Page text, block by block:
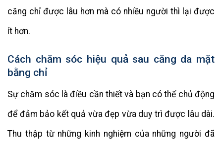
căng chỉ được lâu hơn mà có nhiều người thì lại được
ít hơn.
Cách chăm sóc hiệu quả sau căng da mặt
bằng chỉ
Sự chăm sóc là điều cần thiết và bạn có thể chủ động
để đảm bảo kết quả vừa đẹp vừa duy trì được lâu dài.
Thu thập từ những kinh nghiệm của những người đã